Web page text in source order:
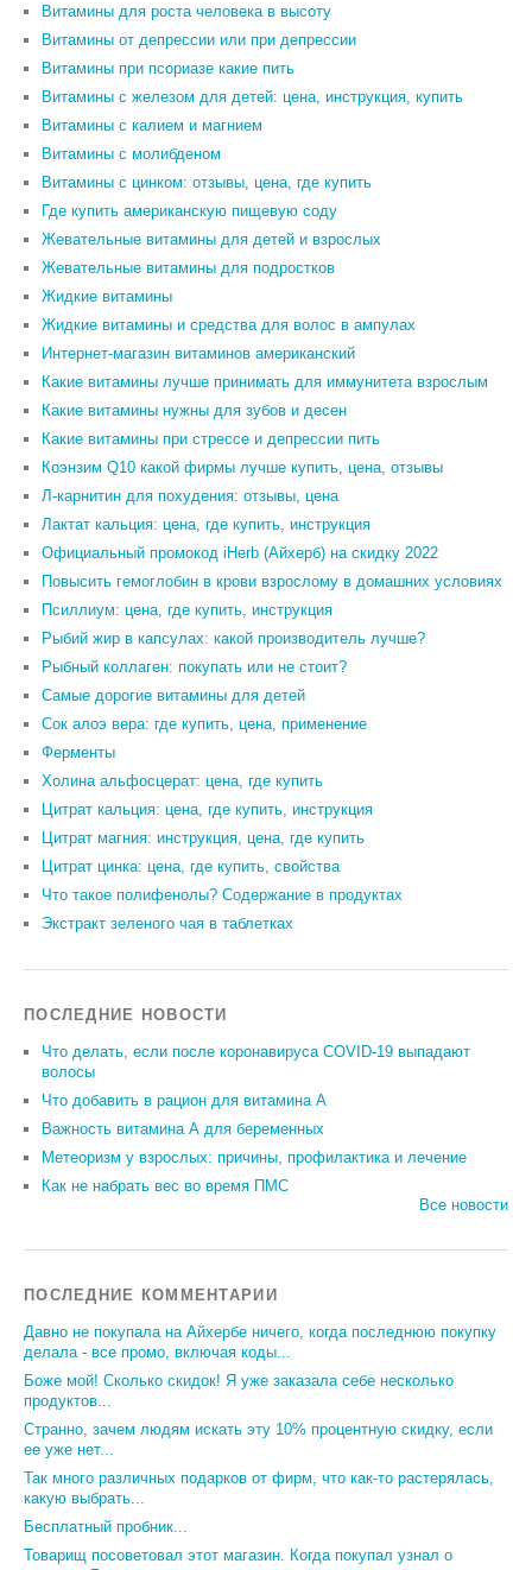
Витамины для роста человека в высоту
Витамины от депрессии или при депрессии
Витамины при псориазе какие пить
Витамины с железом для детей: цена, инструкция, купить
Витамины с калием и магнием
Витамины с молибденом
Витамины с цинком: отзывы, цена, где купить
Где купить американскую пищевую соду
Жевательные витамины для детей и взрослых
Жевательные витамины для подростков
Жидкие витамины
Жидкие витамины и средства для волос в ампулах
Интернет-магазин витаминов американский
Какие витамины лучше принимать для иммунитета взрослым
Какие витамины нужны для зубов и десен
Какие витамины при стрессе и депрессии пить
Коэнзим Q10 какой фирмы лучше купить, цена, отзывы
Л-карнитин для похудения: отзывы, цена
Лактат кальция: цена, где купить, инструкция
Официальный промокод iHerb (Айхерб) на скидку 2022
Повысить гемоглобин в крови взрослому в домашних условиях
Псиллиум: цена, где купить, инструкция
Рыбий жир в капсулах: какой производитель лучше?
Рыбный коллаген: покупать или не стоит?
Самые дорогие витамины для детей
Сок алоэ вера: где купить, цена, применение
Ферменты
Холина альфосцерат: цена, где купить
Цитрат кальция: цена, где купить, инструкция
Цитрат магния: инструкция, цена, где купить
Цитрат цинка: цена, где купить, свойства
Что такое полифенолы? Содержание в продуктах
Экстракт зеленого чая в таблетках
ПОСЛЕДНИЕ НОВОСТИ
Что делать, если после коронавируса COVID-19 выпадают
волосы
Что добавить в рацион для витамина А
Важность витамина А для беременных
Метеоризм у взрослых: причины, профилактика и лечение
Как не набрать вес во время ПМС
Все новости
ПОСЛЕДНИЕ КОММЕНТАРИИ
Давно не покупала на Айхербе ничего, когда последнюю покупку
делала - все промо, включая коды...
Боже мой! Сколько скидок! Я уже заказала себе несколько
продуктов...
Странно, зачем людям искать эту 10% процентную скидку, если
ее уже нет...
Так много различных подарков от фирм, что как-то растерялась,
какую выбрать...
Бесплатный пробник...
Товарищ посоветовал этот магазин. Когда покупал узнал о